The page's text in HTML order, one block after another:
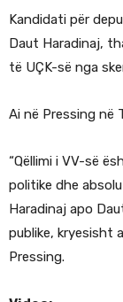
Kandidati për
Daut Haradinaj,
të UÇK-së nga
Ai në Pressing në
“Qëllimi i VV-së
politike dhe
Haradinaj apo
publike, kryesisht
Pressing.